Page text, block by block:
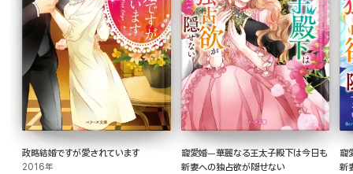
政略結婚ですが愛されています
2016年
寵愛婚―華麗なる王太子殿下は今日も
新妻への独占欲が隠せない
寵
新